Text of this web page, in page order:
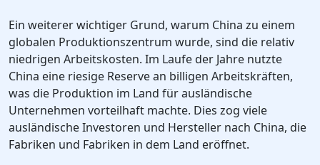
Ein weiterer wichtiger Grund, warum China zu einem
globalen Produktionszentrum wurde, sind die relativ
niedrigen Arbeitskosten. Im Laufe der Jahre nutzte
China eine riesige Reserve an billigen Arbeitskräften,
was die Produktion im Land für ausländische
Unternehmen vorteilhaft machte. Dies zog viele
ausländische Investoren und Hersteller nach China, die
Fabriken und Fabriken in dem Land eröffnet.